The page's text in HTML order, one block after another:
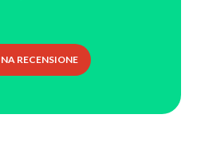
RECENSIONE